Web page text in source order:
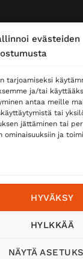
evästeiden
tarjoamiseksi
ja/tai
antaa meille
tai
jättäminen tai
ominaisuuksiin ja
HYVÄKSY
HYLKKÄÄ
NÄYTÄ
saat